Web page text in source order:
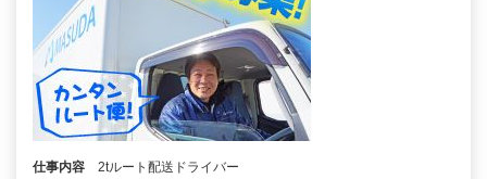
仕事内容
2tルート配送ドライバー